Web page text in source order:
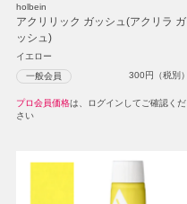
holbein
アクリリック ガッシュ(アクリラ ガ
ッシュ)
イエロー
一般会員 300円（税別）
プロ会員価格は、ログインしてご確認くだ
さい